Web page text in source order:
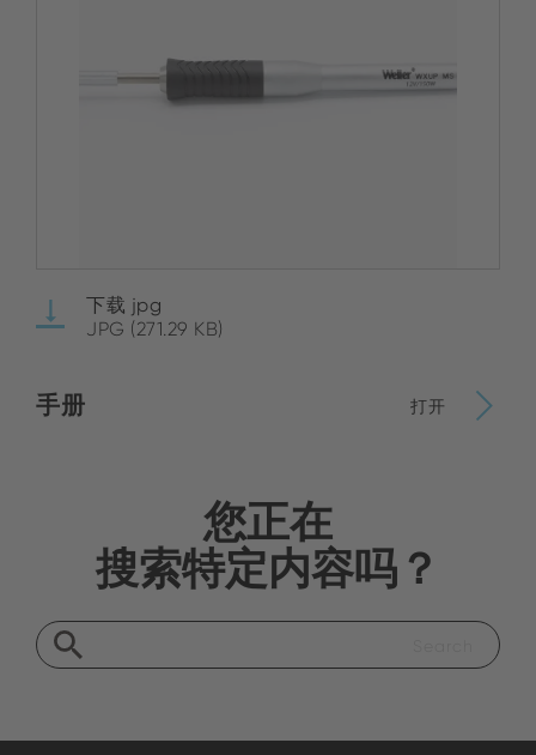
下载 jpg
JPG (271.29 KB)
手册 打开
您正在
搜索特定内容吗？